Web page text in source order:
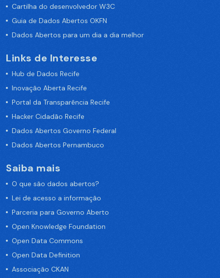
Cartilha do desenvolvedor W3C
Guia de Dados Abertos OKFN
Dados Abertos para um dia a dia melhor
Links de Interesse
Hub de Dados Recife
Inovação Aberta Recife
Portal da Transparência Recife
Hacker Cidadão Recife
Dados Abertos Governo Federal
Dados Abertos Pernambuco
Saiba mais
O que são dados abertos?
Lei de acesso a informação
Parceria para Governo Aberto
Open Knowledge Foundation
Open Data Commons
Open Data Definition
Associação CKAN